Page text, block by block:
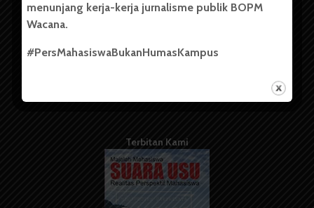
Pedoman Media Siber
Kode Etik Jurnalistik
Terbitan Kami
menunjang kerja-kerja jurnalisme publik BOPM
Wacana.
#PersMahasiswaBukanHumasKampus